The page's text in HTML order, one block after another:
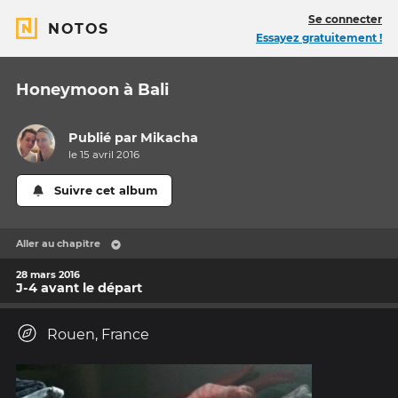
NOTOS
Se connecter
Essayez gratuitement !
Honeymoon à Bali
Publié par Mikacha
le 15 avril 2016
Suivre cet album
Aller au chapitre
28 mars 2016
J-4 avant le départ
Rouen, France